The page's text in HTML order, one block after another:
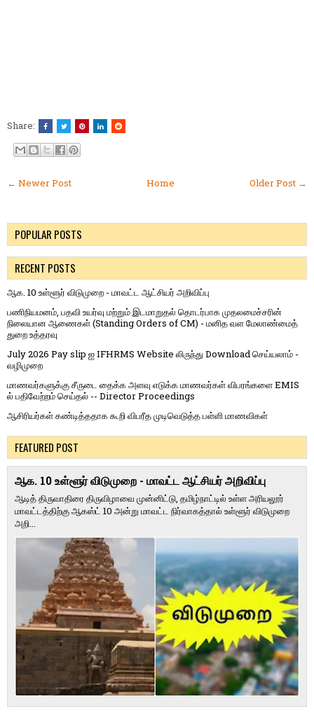
Share:
← Newer Post Older Post →
Home
POPULAR POSTS
RECENT POSTS
ஆக. 10 உள்ளூர் விடுமுறை - மாவட்ட ஆட்சியர் அறிவிப்பு
பணிநியமனம், பதவி உயர்வு மற்றும் இடமாறுதல் தொடர்பாக முதலமைச்சரின்
நிலையான ஆணைகள் (Standing Orders of CM) - மனித வள மேலாண்மைத்
துறை உத்தரவு
July 2026 Pay slip ஐ IFHRMS Website லிருந்து Download செய்யலாம் -
வழிமுறை
மாணவர்களுக்கு சீருடை தைக்க அளவு எடுக்க மாணவர்கள் விபரங்களை EMIS
ல் பதிவேற்றம் செய்தல் -- Director Proceedings
ஆசிரியர்கள் கண்டித்ததாக கூறி விபரீத முடிவெடுத்த பள்ளி மாணவிகள்
FEATURED POST
ஆக. 10 உள்ளூர் விடுமுறை - மாவட்ட ஆட்சியர் அறிவிப்பு
ஆடித் திருவாதிரை திருவிழாவை முன்னிட்டு, தமிழ்நாட்டில் உள்ள அரியலூர்
மாவட்டத்திற்கு ஆகஸ்ட் 10 அன்று மாவட்ட நிர்வாகத்தால் உள்ளூர் விடுமுறை
அறி...